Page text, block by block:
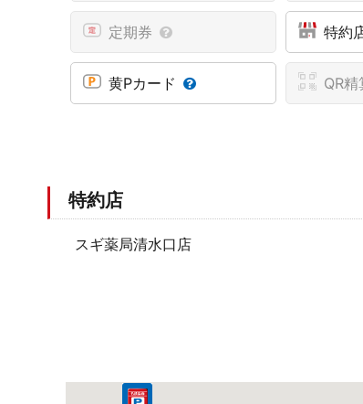
定期券 特約
黄Pカード QR精
特約店
スギ薬局清水口店